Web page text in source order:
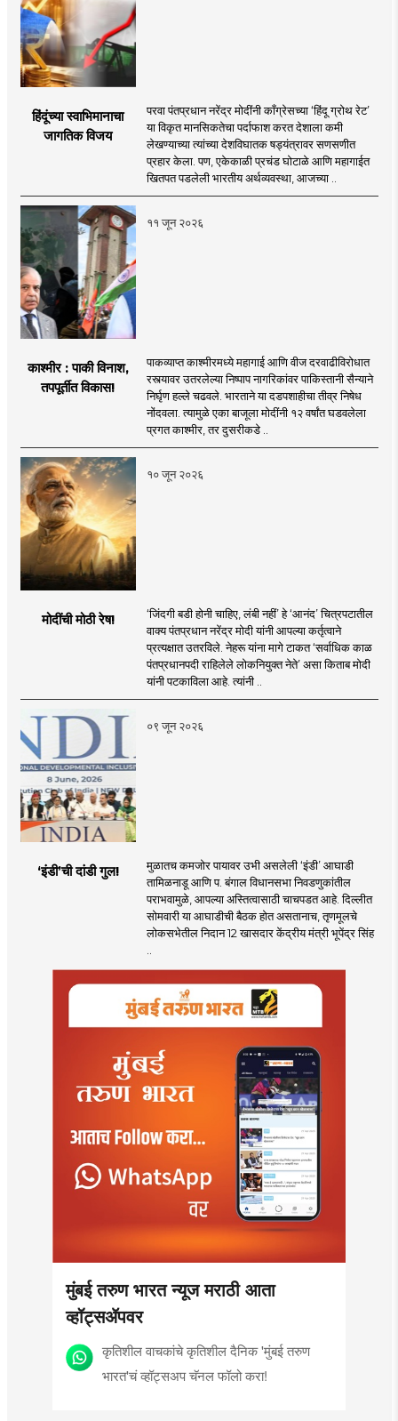
हिंदूंच्या स्वाभिमानाचा
जागतिक विजय
परवा पंतप्रधान नरेंद्र मोदींनी काँग्रेसच्या ‘हिंदू ग्रोथ रेट’
या विकृत मानसिकतेचा पर्दाफाश करत देशाला कमी
लेखण्याच्या त्यांच्या देशविघातक षड्यंत्रावर सणसणीत
प्रहार केला. पण, एकेकाळी प्रचंड घोटाळे आणि महागाईत
खितपत पडलेली भारतीय अर्थव्यवस्था, आजच्या ..
११ जून २०२६
काश्मीर : पाकी विनाश,
तपपूर्तीत विकास!
पाकव्याप्त काश्मीरमध्ये महागाई आणि वीज दरवाढीविरोधात
रस्त्यावर उतरलेल्या निष्पाप नागरिकांवर पाकिस्तानी सैन्याने
निर्घृण हल्ले चढवले. भारताने या दडपशाहीचा तीव्र निषेध
नोंदवला. त्यामुळे एका बाजूला मोदींनी १२ वर्षांत घडवलेला
प्रगत काश्मीर, तर दुसरीकडे ..
१० जून २०२६
मोदींची मोठी रेष!
‘जिंदगी बडी होनी चाहिए, लंबी नहीं’ हे ‘आनंद’ चित्रपटातील
वाक्य पंतप्रधान नरेंद्र मोदी यांनी आपल्या कर्तृत्वाने
प्रत्यक्षात उतरविले. नेहरू यांना मागे टाकत ‘सर्वाधिक काळ
पंतप्रधानपदी राहिलेले लोकनियुक्त नेते’ असा किताब मोदी
यांनी पटकाविला आहे. त्यांनी ..
०९ जून २०२६
‘इंडी‌’ची दांडी गुल!
मुळातच कमजोर पायावर उभी असलेली ‌‘इंडी‌’ आघाडी
तामिळनाडू आणि प. बंगाल विधानसभा निवडणुकांतील
पराभवामुळे, आपल्या अस्तित्वासाठी चाचपडत आहे. दिल्लीत
सोमवारी या आघाडीची बैठक होत असतानाच, तृणमूलचे
लोकसभेतील निदान 12 खासदार केंद्रीय मंत्री भूपेंद्र सिंह
मुंबई तरुण भारत न्यूज मराठी आता
व्हॉट्सॲपवर
कृतिशील वाचकांचे कृतिशील दैनिक 'मुंबई तरुण
भारत'चं व्हॉट्सअप चॅनल फॉलो करा!